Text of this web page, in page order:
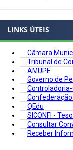
LINKS ÚTEIS
Câmara
Tribunal de
AMUPE
Governo de
Controladoria-
Confederação
QEdu
SICONFI -
Consultar
Receber